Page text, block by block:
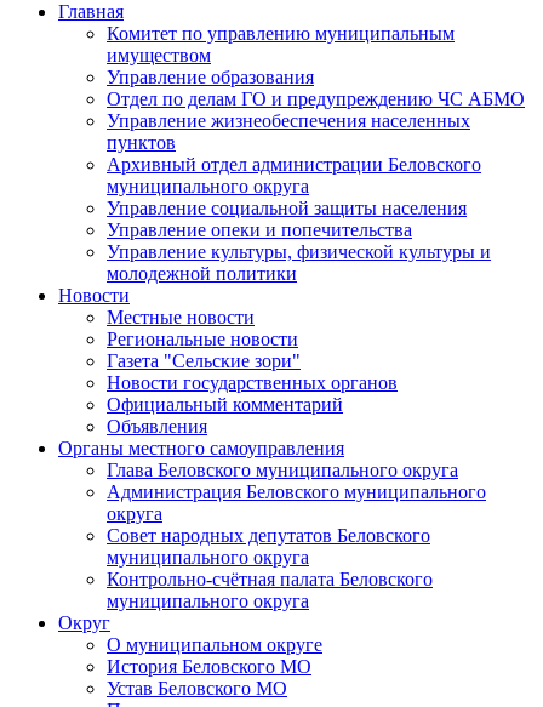
Главная
Комитет по управлению муниципальным
имуществом
Управление образования
Отдел по делам ГО и предупреждению ЧС АБМО
Управление жизнеобеспечения населенных
пунктов
Архивный отдел администрации Беловского
муниципального округа
Управление социальной защиты населения
Управление опеки и попечительства
Управление культуры, физической культуры и
молодежной политики
Новости
Местные новости
Региональные новости
Газета "Сельские зори"
Новости государственных органов
Официальный комментарий
Объявления
Органы местного самоуправления
Глава Беловского муниципального округа
Администрация Беловского муниципального
округа
Совет народных депутатов Беловского
муниципального округа
Контрольно-счётная палата Беловского
муниципального округа
Округ
О муниципальном округе
История Беловского МО
Устав Беловского МО